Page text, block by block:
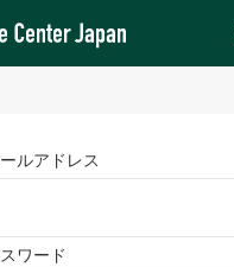
ールアドレス
ワード